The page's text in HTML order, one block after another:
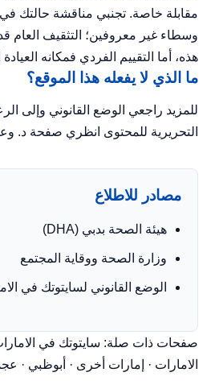
مقابلة خاصة. تجنبي مناقشة حالتك
وسطاء غير معروفين؛ التثقيف العام
هذه، أما التقييم الفردي فمكانه
ما الذي لا يفعله هذا الموقع؟
للمزيد راجعي الوضع القانوني وإلى
التحريرية للمحتوى انظري صفحة د.
مصادر للاطلاع
هيئة الصحة بدبي (DHA)
وزارة الصحة ووقاية المجتمع
الوضع القانوني لسايتوتك في
صفحات ذات صلة: سايتوتك في
الامارات · إمارات أخرى · أبوظبي ·